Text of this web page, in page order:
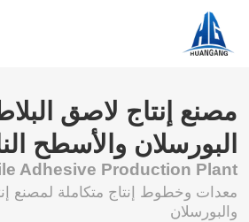
مصنع إنتاج لاصق
البورسلان والأسطح
Adhesive Production Plant
معدات وخطوط إنتاج متكاملة لمصنع
والبورسلان